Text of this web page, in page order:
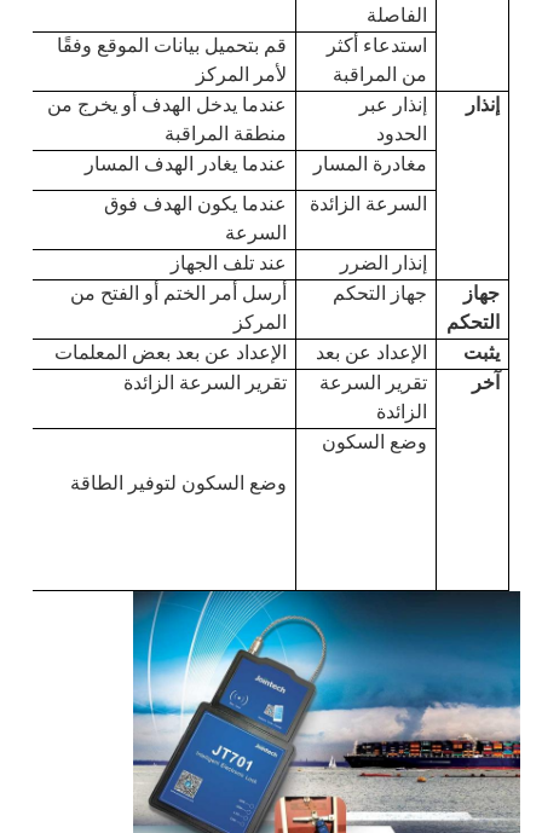
الفاصلة
من المراقبة
لأمر المركز
إنذار
الحدود
منطقة المراقبة
مغادرة المسار
عندما يغادر الهدف المسار
السرعة الزائدة
السرعة
إنذار الضرر
عند تلف الجهاز
التحكم
جهاز التحكم
المركز
يثبت
الإعداد عن بعد
الإعداد عن بعد بعض المعلمات
آخر
الزائدة
تقرير السرعة الزائدة
وضع السكون
وضع السكون لتوفير الطاقة